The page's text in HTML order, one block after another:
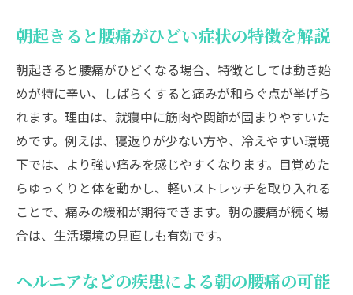
朝起きると腰痛がひどい症状の特徴を解説
朝起きると腰痛がひどくなる場合、特徴としては動き始
めが特に辛い、しばらくすると痛みが和らぐ点が挙げら
れます。理由は、就寝中に筋肉や関節が固まりやすいた
めです。例えば、寝返りが少ない方や、冷えやすい環境
下では、より強い痛みを感じやすくなります。目覚めた
らゆっくりと体を動かし、軽いストレッチを取り入れる
ことで、痛みの緩和が期待できます。朝の腰痛が続く場
合は、生活環境の見直しも有効です。
ヘルニアなどの疾患による朝の腰痛の可能